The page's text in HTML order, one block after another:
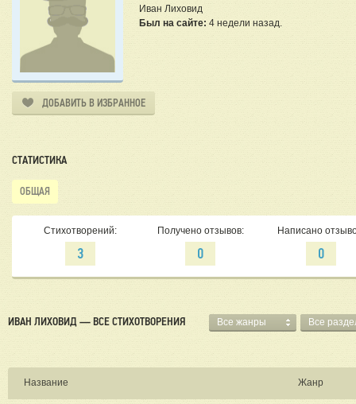
Иван Лиховид
Был на сайте: 4 недели назад.
ДОБАВИТЬ В ИЗБРАННОЕ
СТАТИСТИКА
ОБЩАЯ
Стихотворений:
3
Получено отзывов:
0
Написано
0
ИВАН ЛИХОВИД — ВСЕ СТИХОТВОРЕНИЯ Все жанры Все
Название Жанр